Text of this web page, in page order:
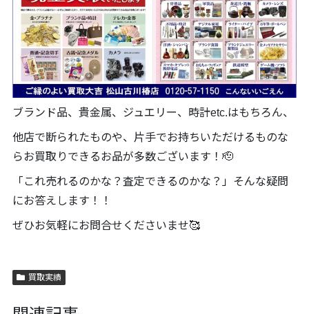
ブランド品、貴金属、ジュエリー、時計etc.はもちろん、
他店で断られたものや、片手でお持ちいただけるものな
らお買取りできるお品が多数ございます！🫡
「これ売れるのかな？査定できるのかな？」そんな疑問
にお答えします！！
ぜひお気軽にお問合せくださいませ🥰
買取実績